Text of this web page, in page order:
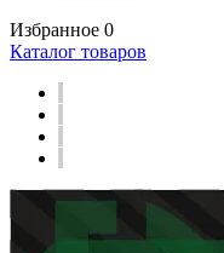
Избранное 0
Каталог товаров